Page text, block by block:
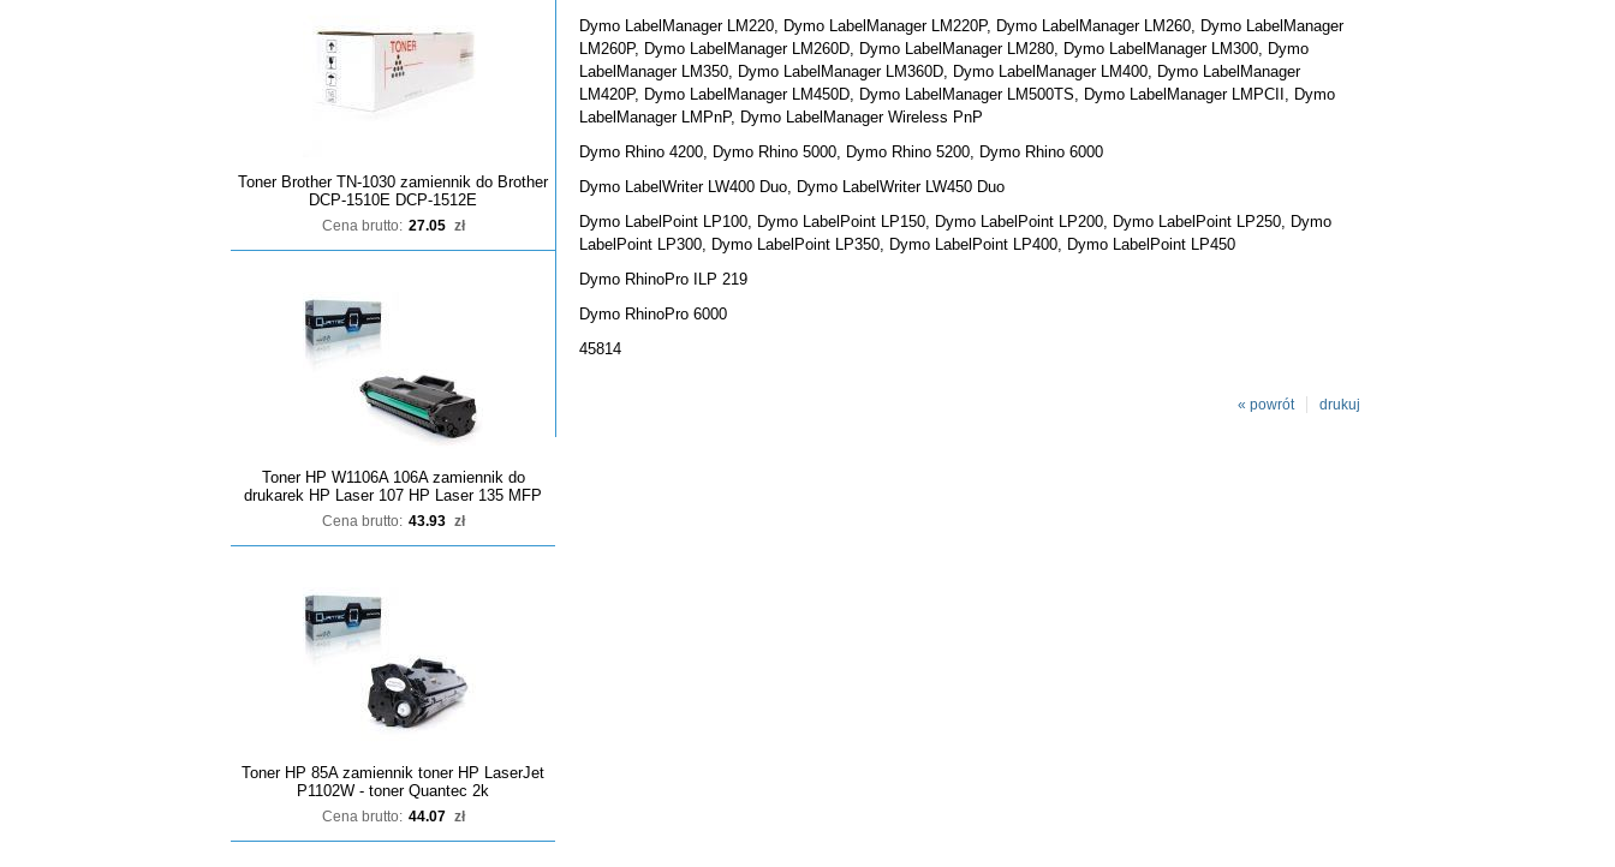
Toner Brother TN-1030 zamiennik do Brother
DCP-1510E DCP-1512E
Cena brutto: 27.05 zł
Toner HP W1106A 106A zamiennik do
drukarek HP Laser 107 HP Laser 135 MFP
Cena brutto: 43.93 zł
Toner HP 85A zamiennik toner HP LaserJet
P1102W - toner Quantec 2k
Cena brutto: 44.07 zł
Dymo LabelManager LM220, Dymo LabelManager LM220P, Dymo LabelManager LM260, Dymo LabelManager
LM260P, Dymo LabelManager LM260D, Dymo LabelManager LM280, Dymo LabelManager LM300, Dymo
LabelManager LM350, Dymo LabelManager LM360D, Dymo LabelManager LM400, Dymo LabelManager
LM420P, Dymo LabelManager LM450D, Dymo LabelManager LM500TS, Dymo LabelManager LMPCII, Dymo
LabelManager LMPnP, Dymo LabelManager Wireless PnP
Dymo Rhino 4200, Dymo Rhino 5000, Dymo Rhino 5200, Dymo Rhino 6000
Dymo LabelWriter LW400 Duo, Dymo LabelWriter LW450 Duo
Dymo LabelPoint LP100, Dymo LabelPoint LP150, Dymo LabelPoint LP200, Dymo LabelPoint LP250, Dymo
LabelPoint LP300, Dymo LabelPoint LP350, Dymo LabelPoint LP400, Dymo LabelPoint LP450
Dymo RhinoPro ILP 219
Dymo RhinoPro 6000
45814
drukuj
« powrót